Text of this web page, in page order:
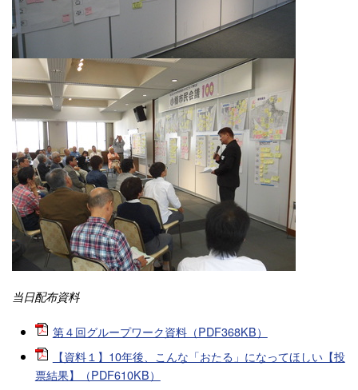
当日配布資料
第４回グループワーク資料（PDF368KB）
【資料１】10年後、こんな「おたる」になってほしい【投
票結果】（PDF610KB）